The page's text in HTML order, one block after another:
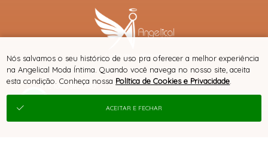
SITE 100% SEGURO PLATAFORMA B2B
® TODOS DIREITOS RESERVADOS
Nós salvamos o seu histórico de uso pra oferecer a melhor experiência
na Angelical Moda Íntima. Quando você navega no nosso site, aceita
esta condição. Conheça nossa Política de Cookies e Privacidade
ACEITAR E FECHAR